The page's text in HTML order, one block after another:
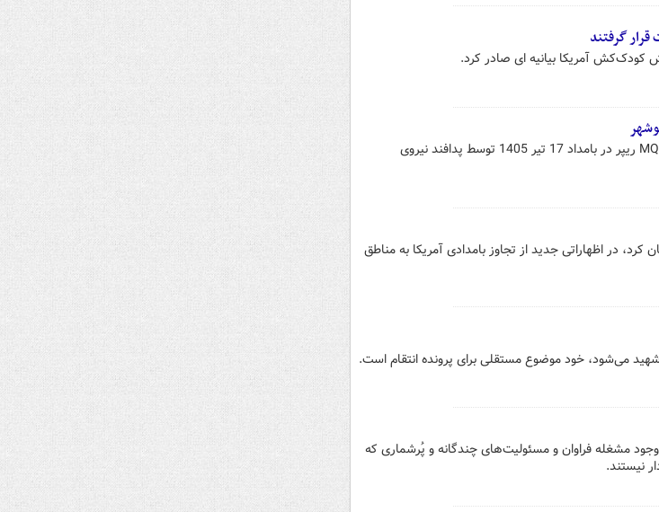
گرفتند
کودک‌کش آمریکا بیانیه ای صادر کرد.
روابط عمومی سپاه لحظه رهگیری و انهدام پهپاد شناسایی-رزمی MQ-9 ریپر در بامداد 17 تیر 1405 توسط پدافند نیروی
کرد، در اظهاراتی جدید از تجاوز بامدادی آمریکا به مناطق
می‌شود، خود موضوع مستقلی برای پرونده انتقام است.
مشغله فراوان و مسئولیت‌های چندگانه و پُرشماری که
نیستند.